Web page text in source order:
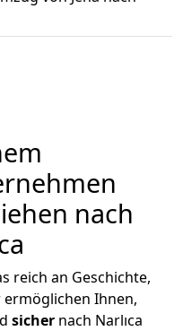
nach
reich an Geschichte,
Ihnen,
sichernach Narlıca